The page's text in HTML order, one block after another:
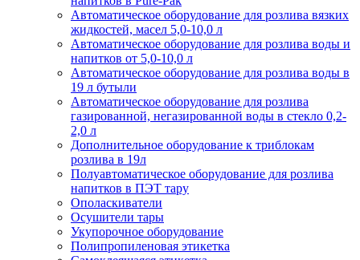
Автоматическое оборудование для розлива вязких
жидкостей, масел 5,0-10,0 л
Автоматическое оборудование для розлива воды и
напитков от 5,0-10,0 л
Автоматическое оборудование для розлива воды в
19 л бутыли
Автоматическое оборудование для розлива
газированной, негазированной воды в стекло 0,2-
2,0 л
Дополнительное оборудование к триблокам
розлива в 19л
Полуавтоматическое оборудование для розлива
напитков в ПЭТ тару
Ополаскиватели
Осушители тары
Укупорочное оборудование
Полипропиленовая этикетка